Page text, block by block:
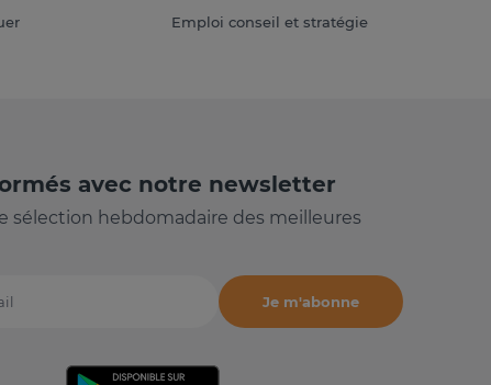
Emploi conseil et stratégie
avec notre newsletter
sélection hebdomadaire des meilleures
Je m'abonne